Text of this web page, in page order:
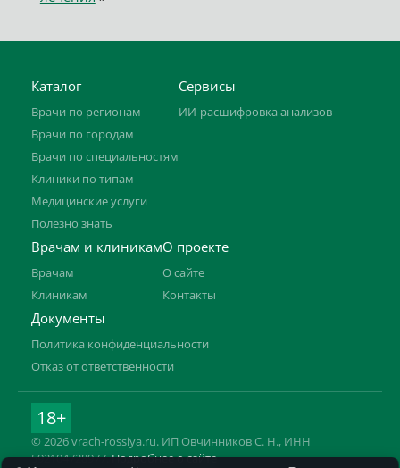
Каталог
Врачи по регионам
Врачи по городам
Врачи по специальностям
Клиники по типам
Медицинские услуги
Полезно знать
Сервисы
ИИ-расшифровка анализов
Врачам и клиникам
Врачам
Клиникам
О проекте
О сайте
Контакты
Документы
Политика конфиденциальности
Отказ от ответственности
18+
© 2026 vrach-rossiya.ru. ИП Овчинников С. Н., ИНН
592104728977.Подробнее о сайте